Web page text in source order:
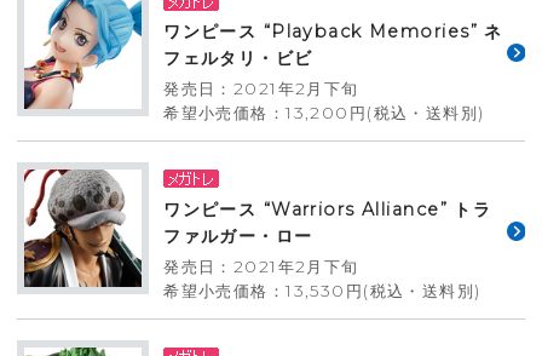
ワンピース “Playback Memories” ネ
フェルタリ・ビビ
発売日：2021年2月下旬
希望小売価格：13,200円(税込・送料別)
ワンピース “Warriors Alliance” トラ
ファルガー・ロー
発売日：2021年2月下旬
希望小売価格：13,530円(税込・送料別)